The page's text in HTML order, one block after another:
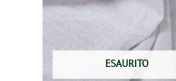
ESAURITO